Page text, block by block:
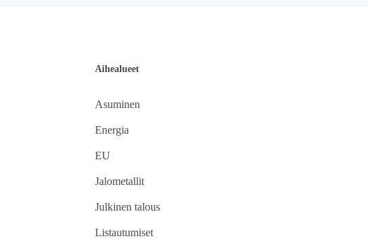
Aihealueet
Asuminen
Energia
EU
Jalometallit
Julkinen talous
Listautumiset